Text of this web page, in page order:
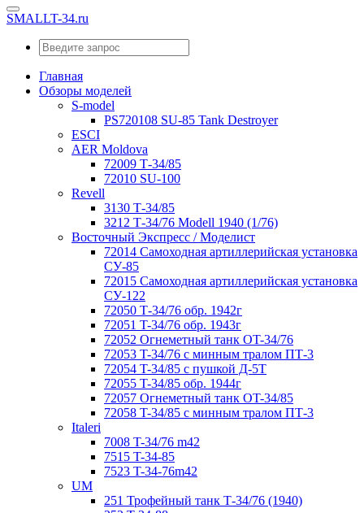
SMALLT-34.ru
Главная
Обзоры моделей
S-model
PS720108 SU-85 Tank Destroyer
ESCI
AER Moldova
72009 Т-34/85
72010 SU-100
Revell
3130 Т-34/85
3212 Т-34/76 Modell 1940 (1/76)
Восточный Экспресс / Моделист
72014 Самоходная артиллерийская установка
СУ-85
72015 Самоходная артиллерийская установка
СУ-122
72050 Т-34/76 обр. 1942г
72051 T-34/76 обр. 1943г
72052 Огнеметный танк OT-34/76
72053 T-34/76 с минным тралом ПТ-3
72054 T-34/85 с пушкой Д-5Т
72055 T-34/85 обр. 1944г
72057 Огнеметный танк ОT-34/85
72058 T-34/85 с минным тралом ПТ-3
Italeri
7008 T-34/76 m42
7515 T-34-85
7523 T-34-76m42
UM
251 Трофейный танк Т-34/76 (1940)